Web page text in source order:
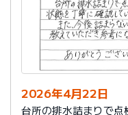
2026年4月22日
台所の排水詰まりで点